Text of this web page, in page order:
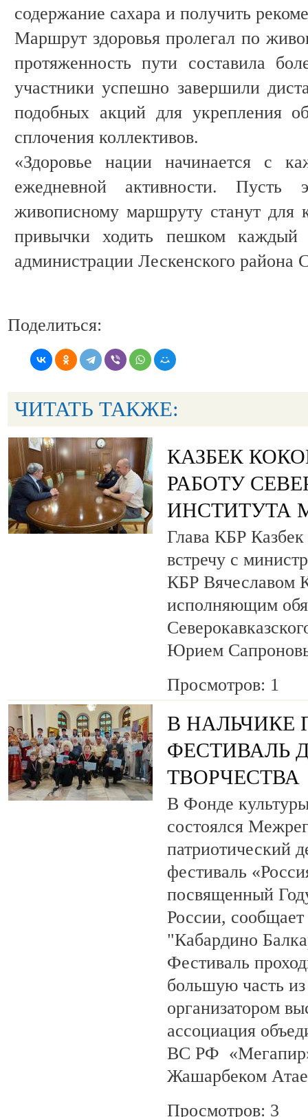
содержание сахара и получить
Маршрут здоровья пролегал по
протяженность пути составила
участники успешно завершили
подобных акций для укрепления
сплочения коллективов.
«Здоровье нации начинается с
ежедневной активности.
живописному маршруту станут для
привычки ходить пешком каждый
администрации Лескенского
Поделиться:
ЧИТАТЬ ТАКЖЕ:
КАЗБЕК
РАБОТУ
ИНСТИТУТА
Глава КБР
встречу с
КБР Вячеславом
исполняющим
Юрием
Просмотров: 1
В НАЛЬЧИКЕ
ФЕСТИВАЛЬ
ТВОРЧЕСТВА
В Фонде
состоялся
патриотический
фестиваль
посвященный
России,
"Кабардино
Фестиваль
большую часть
организатором
ассоциация
ВС РФ «Мегапир»
Жашарбеком
Просмотров: 3